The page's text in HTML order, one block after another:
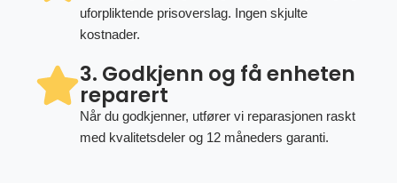
uforpliktende prisoverslag. Ingen skjulte
kostnader.
3. Godkjenn og få enheten
reparert
Når du godkjenner, utfører vi reparasjonen raskt
med kvalitetsdeler og 12 måneders garanti.